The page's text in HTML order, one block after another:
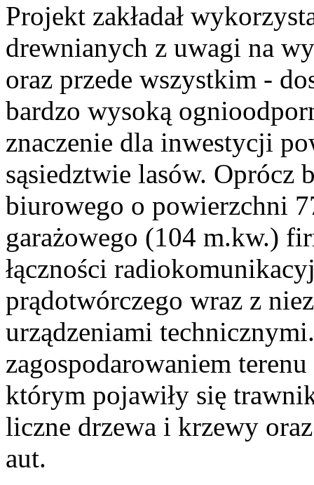
Projekt zakładał
drewnianych z uwagi na
oraz przede wszystkim -
bardzo wysoką
znaczenie dla inwestycji
sąsiedztwie lasów.
biurowego o powierzchni
garażowego (104 m.kw.)
łączności
prądotwórczego wraz z
urządzeniami
zagospodarowaniem
którym pojawiły się
liczne drzewa i krzewy
aut.